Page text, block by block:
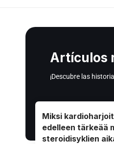
Artículos
¡Descubre las
Miksi
edelleen tärkeää
steroidisyklien